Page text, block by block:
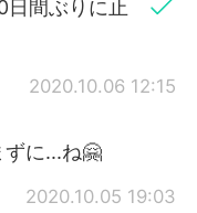
日間ぶりに止
2020.10.06 12:15
に...ね🤗
2020.10.05 19:03